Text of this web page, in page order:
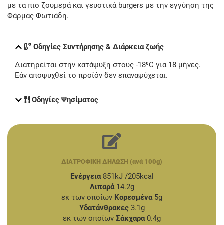
με τα πιο ζουμερά και γευστικά burgers με την εγγύηση της
Φάρμας Φωτιάδη.
Οδηγίες Συντήρησης & Διάρκεια ζωής
Διατηρείται στην κατάψυξη στους -18⁰C για 18 μήνες.
Εάν αποψυχθεί το προϊόν δεν επαναψύχεται.
Οδηγίες Ψησίματος
ΔΙΑΤΡΟΦΙΚΗ ΔΗΛΩΣΗ (ανά 100g)
Ενέργεια851kJ /205kcal
Λιπαρά14.2g
εκ των οποίων Κορεσμένα5g
Υδατάνθρακες3.1g
εκ των οποίων Σάκχαρα0.4g